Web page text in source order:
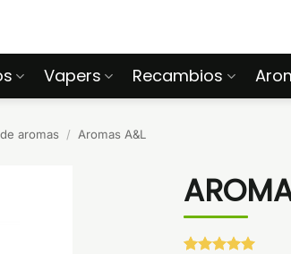
Vapers Recambios
aromas / Aromas A&L